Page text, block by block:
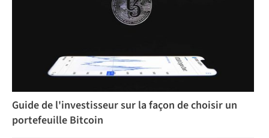
Guide de l'investisseur sur la façon de choisir un
portefeuille Bitcoin